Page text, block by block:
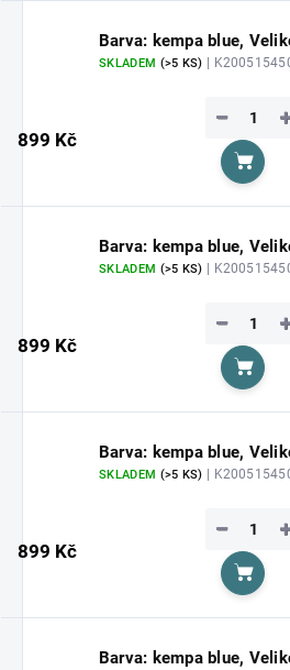
Barva: kempa blue,
SKLADEM (>5 KS) |
899 Kč
−
Do
Barva: kempa blue,
SKLADEM (>5 KS) |
899 Kč
−
Do
Barva: kempa blue,
SKLADEM (>5 KS) |
899 Kč
−
Do
Barva: kempa blue,